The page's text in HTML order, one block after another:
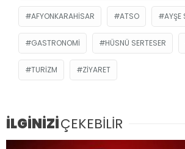
AFYONKARAHISAR ATSO AYŞE
GASTRONOMI HÜSNÜ SERTESER
TURIZM ZIYARET
İLGİNİZİÇEKEBİLİR